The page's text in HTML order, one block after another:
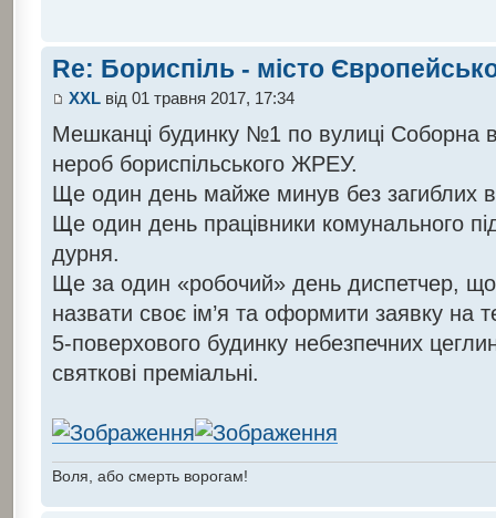
Re: Бориспіль - місто
XXLвід 01 травня 2017, 17:34
Мешканці будинку №1 по вулиці Соборна
нероб бориспільського ЖРЕУ.
Ще один день майже минув без загиблих
Ще один день працівники комунального
дурня.
Ще за один «робочий» день диспетчер, що
назвати своє ім’я та оформити заявку на
5-поверхового будинку небезпечних
святкові преміальні.
Воля, або смерть ворогам!